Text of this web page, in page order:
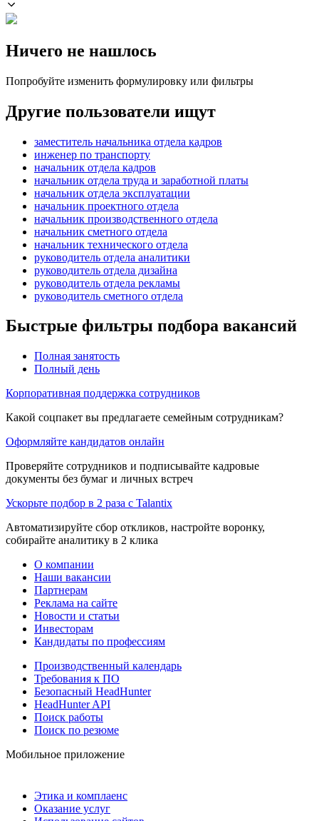
Ничего не нашлось
Попробуйте изменить формулировку или фильтры
Другие пользователи ищут
заместитель начальника отдела кадров
инженер по транспорту
начальник отдела кадров
начальник отдела труда и заработной платы
начальник отдела эксплуатации
начальник проектного отдела
начальник производственного отдела
начальник сметного отдела
начальник технического отдела
руководитель отдела аналитики
руководитель отдела дизайна
руководитель отдела рекламы
руководитель сметного отдела
Быстрые фильтры подбора вакансий
Полная занятость
Полный день
Корпоративная поддержка сотрудников
Какой соцпакет вы предлагаете семейным сотрудникам?
Оформляйте кандидатов онлайн
Проверяйте сотрудников и подписывайте кадровые
документы без бумаг и личных встреч
Ускорьте подбор в 2 раза с Talantix
Автоматизируйте сбор откликов, настройте воронку,
собирайте аналитику в 2 клика
О компании
Наши вакансии
Партнерам
Реклама на сайте
Новости и статьи
Инвесторам
Кандидаты по профессиям
Производственный календарь
Требования к ПО
Безопасный HeadHunter
HeadHunter API
Поиск работы
Поиск по резюме
Мобильное приложение
Этика и комплаенс
Оказание услуг